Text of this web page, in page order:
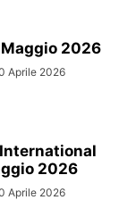
2026
Aprile 2026
2026
Aprile 2026